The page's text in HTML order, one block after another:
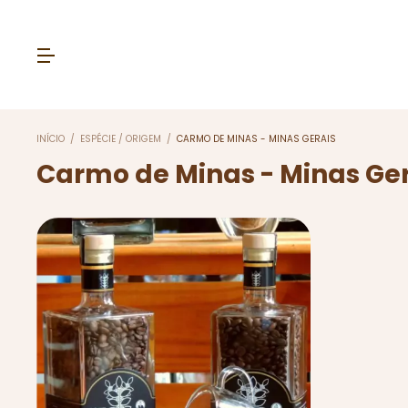
INÍCIO / ESPÉCIE / ORIGEM / CARMO DE MINAS - MINAS GERAIS
Carmo de Minas - Minas